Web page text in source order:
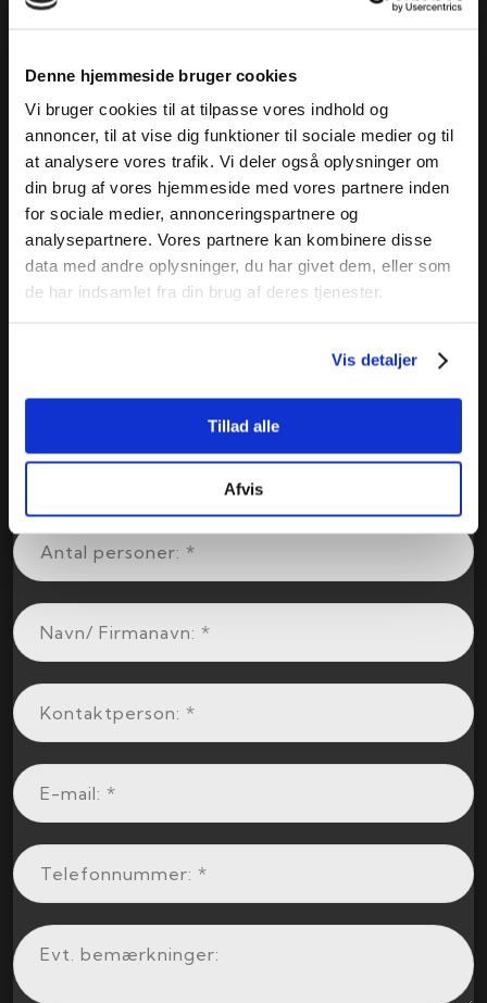
Denne hjemmeside bruger cookies
Vi bruger cookies til at tilpasse vores indhold og
annoncer, til at vise dig funktioner til sociale medier og til
at analysere vores trafik. Vi deler også oplysninger om
din brug af vores hjemmeside med vores partnere inden
for sociale medier, annonceringspartnere og
analysepartnere. Vores partnere kan kombinere disse
data med andre oplysninger, du har givet dem, eller som
de har indsamlet fra din brug af deres tjenester.
Vis detaljer
Tillad alle
Afvis